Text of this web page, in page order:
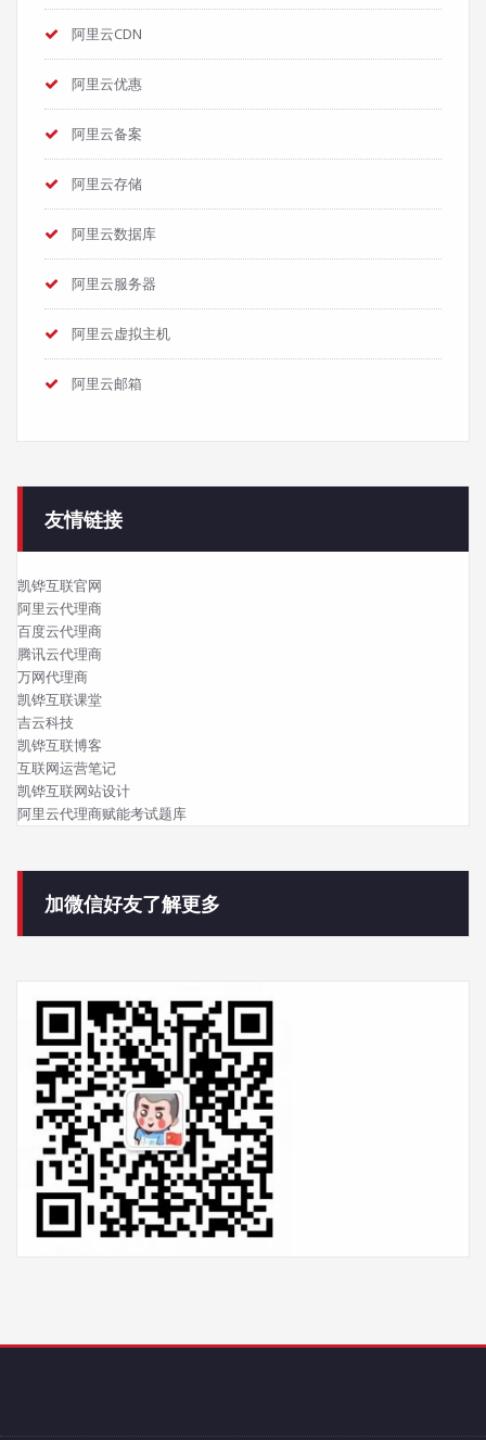
阿里云CDN
阿里云优惠
阿里云备案
阿里云存储
阿里云数据库
阿里云服务器
阿里云虚拟主机
阿里云邮箱
友情链接
凯铧互联官网
阿里云代理商
百度云代理商
腾讯云代理商
万网代理商
凯铧互联课堂
吉云科技
凯铧互联博客
互联网运营笔记
凯铧互联网站设计
阿里云代理商赋能考试题库
加微信好友了解更多